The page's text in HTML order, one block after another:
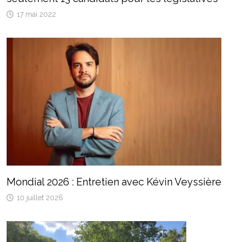
17 mai 2022
Mondial 2026 : Entretien avec Kévin Veyssière
10 juillet 2026